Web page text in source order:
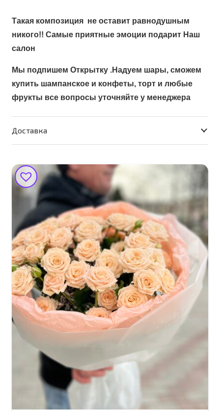
Такая композиция не оставит равнодушным
никого!! Самые приятные эмоции подарит Наш
салон
Мы подпишем Открытку .Надуем шары, сможем
купить шампанское и конфеты, торт и любые
фрукты все вопросы уточняйте у менеджера
Доставка